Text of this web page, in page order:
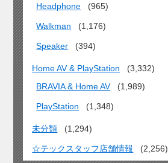
Headphone
(965)
Walkman (1,176)
Speaker (394)
Home AV & PlayStation
(3,332)
BRAVIA & Home AV
(1,989)
PlayStation (1,348)
未分類 (1,294)
☆テックスタッフ店舗情報 (2,256)